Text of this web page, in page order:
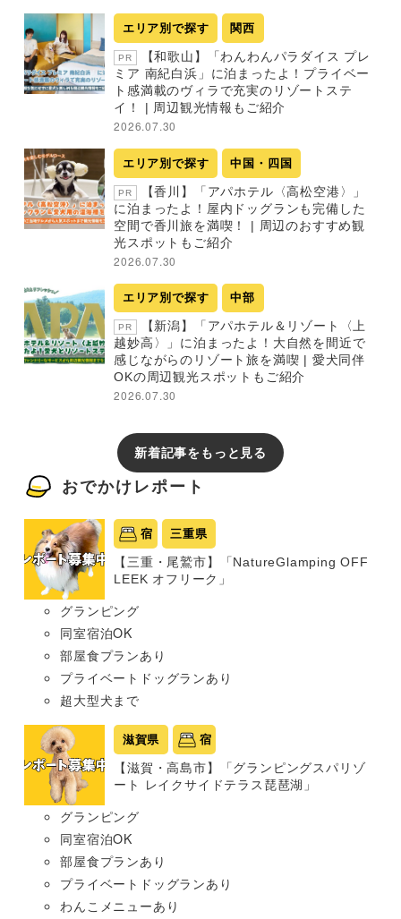
エリア別で探す 関西
PR
【和歌山】「わんわんパラダイス プレ
ミア 南紀白浜」に泊まったよ！プライベー
ト感満載のヴィラで充実のリゾートステ
イ！ | 周辺観光情報もご紹介
2026.07.30
エリア別で探す 中国・四国
PR
【香川】「アパホテル〈高松空港〉」
に泊まったよ！屋内ドッグランも完備した
空間で香川旅を満喫！ | 周辺のおすすめ観
光スポットもご紹介
2026.07.30
エリア別で探す 中部
PR
【新潟】「アパホテル＆リゾート〈上
越妙高〉」に泊まったよ！大自然を間近で
感じながらのリゾート旅を満喫 | 愛犬同伴
OKの周辺観光スポットもご紹介
2026.07.30
新着記事をもっと見る
おでかけレポート
宿 三重県
【三重・尾鷲市】「NatureGlamping OFF
LEEK オフリーク」
グランピング
同室宿泊OK
部屋食プランあり
プライベートドッグランあり
超大型犬まで
滋賀県 宿
【滋賀・高島市】「グランピングスパリゾ
ート レイクサイドテラス琵琶湖」
グランピング
同室宿泊OK
部屋食プランあり
プライベートドッグランあり
わんこメニューあり